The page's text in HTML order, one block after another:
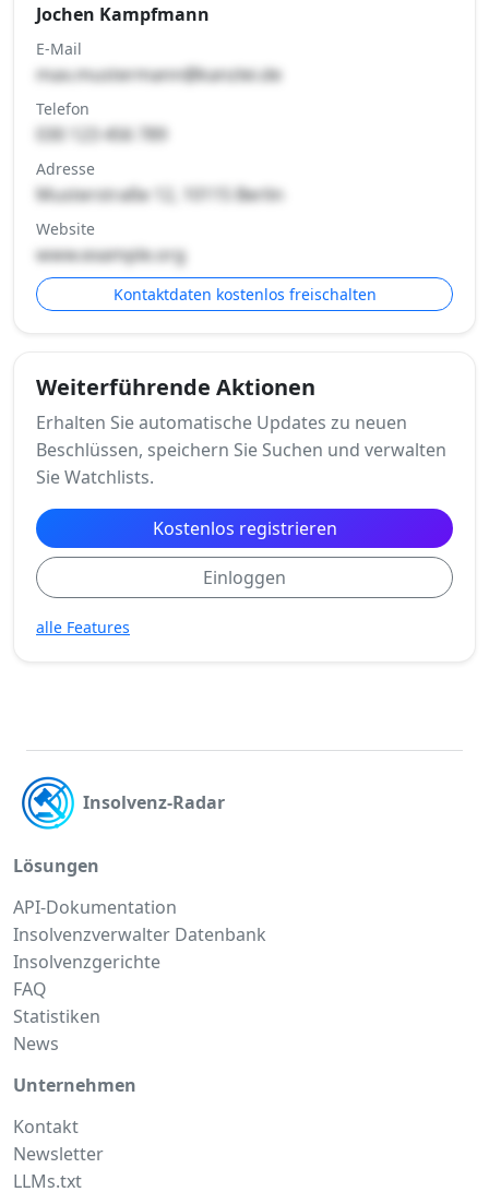
Jochen Kampfmann
E-Mail
max.mustermann@kanzlei.de
Telefon
030 123 456 789
Adresse
Musterstraße 12, 10115 Berlin
Website
www.example.org
Kontaktdaten kostenlos freischalten
Weiterführende Aktionen
Erhalten Sie automatische Updates zu neuen
Beschlüssen, speichern Sie Suchen und verwalten
Sie Watchlists.
Kostenlos registrieren
Einloggen
alle Features
Insolvenz-Radar
Lösungen
API-Dokumentation
Insolvenzverwalter Datenbank
Insolvenzgerichte
FAQ
Statistiken
News
Unternehmen
Kontakt
Newsletter
LLMs.txt